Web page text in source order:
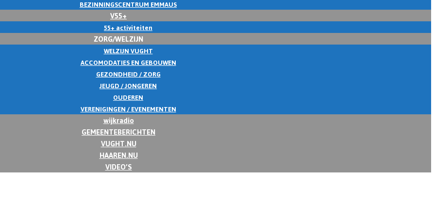
BEZINNINGSCENTRUM EMMAUS
V55+
55+ activiteiten
ZORG/WELZIJN
WELZIJN VUGHT
ACCOMODATIES EN GEBOUWEN
GEZONDHEID / ZORG
JEUGD / JONGEREN
OUDEREN
VERENIGINGEN / EVENEMENTEN
wijkradio
GEMEENTEBERICHTEN
VUGHT.NU
HAAREN.NU
VIDEO’S